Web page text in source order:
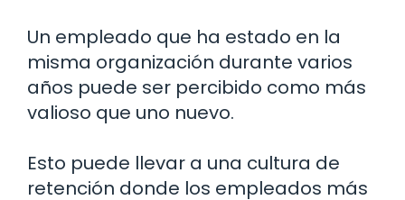
Un empleado que ha estado en la
misma organización durante varios
años puede ser percibido como más
valioso que uno nuevo.
Esto puede llevar a una cultura de
retención donde los empleados más